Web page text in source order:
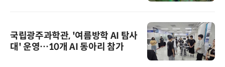
국립광주과학관, '여름방학 AI 탐사
대' 운영…10개 AI 동아리 참가